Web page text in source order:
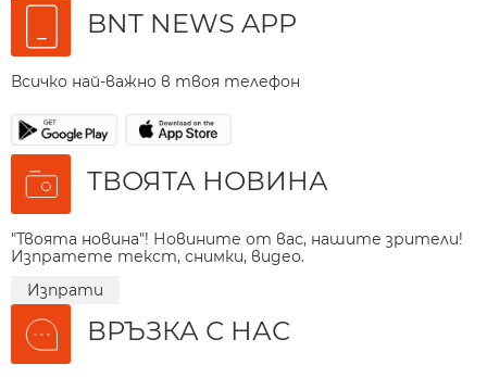
BNT NEWS APP
Всичко най-важно в твоя телефон
ТВОЯТА НОВИНА
"Твоята новина"! Новините от вас, нашите зрители!
Изпратете текст, снимки, видео.
Изпрати
ВРЪЗКА С НАС